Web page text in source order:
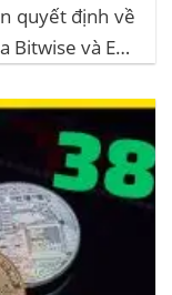
quyết định về
Bitwise và ETF